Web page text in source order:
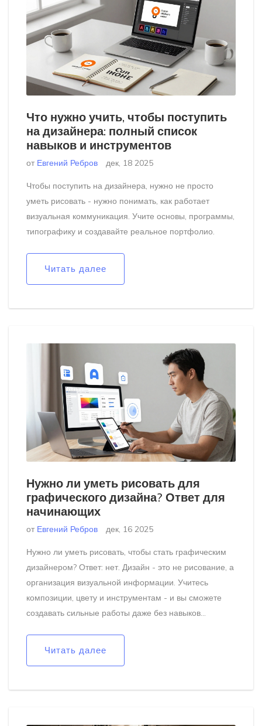
Что нужно учить, чтобы поступить
на дизайнера: полный список
навыков и инструментов
от Евгений Ребров дек, 18 2025
Чтобы поступить на дизайнера, нужно не просто
уметь рисовать - нужно понимать, как работает
визуальная коммуникация. Учите основы, программы,
типографику и создавайте реальное портфолио.
Читать далее
Нужно ли уметь рисовать для
графического дизайна? Ответ для
начинающих
от Евгений Ребров дек, 16 2025
Нужно ли уметь рисовать, чтобы стать графическим
дизайнером? Ответ: нет. Дизайн - это не рисование, а
организация визуальной информации. Учитесь
композиции, цвету и инструментам - и вы сможете
создавать сильные работы даже без навыков
Читать далее